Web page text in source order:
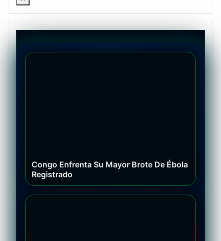
Congo Enfrenta Su Mayor Brote De Ébola
Registrado